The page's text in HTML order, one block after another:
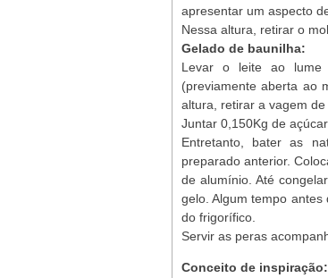
apresentar um aspecto
Nessa altura, retirar o
Gelado de baunilha:
Levar o leite ao lume
(previamente aberta ao
altura, retirar a vagem de
Juntar 0,150Kg de
Entretanto, bater as
preparado anterior.
de alumínio. Até
gelo. Algum tempo
do frigorífico.
Servir as peras
Conceito de inspiração: